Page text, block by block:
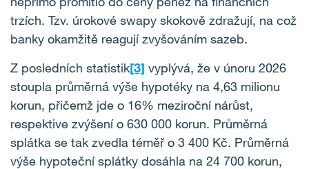
trzích. Tzv. úrokové swapy skokově zdražují, na což
banky okamžitě reagují zvyšováním sazeb.
Z posledních statistik[3] vyplývá, že v únoru 2026
stoupla průměrná výše hypotéky na 4,63 milionu
korun, přičemž jde o 16% meziroční nárůst,
respektive zvýšení o 630 000 korun. Průměrná
splátka se tak zvedla téměř o 3 400 Kč. Průměrná
výše hypoteční splátky dosáhla na 24 700 korun,